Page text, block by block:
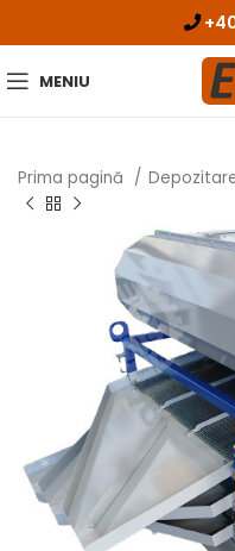
MENIU
Prima pagină